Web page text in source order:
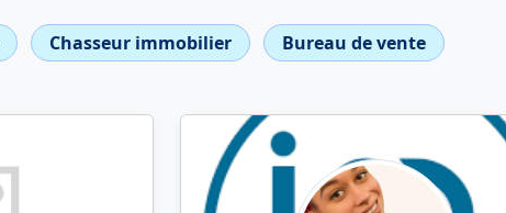
Chasseur immobilier Bureau de vente